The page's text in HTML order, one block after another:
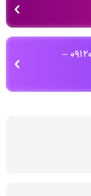
تلفن تماس: ۰۹۱۲۰۱۶۵۵۹۲ – ۰۹۱۲۰۱۶۵۵۹۱ –